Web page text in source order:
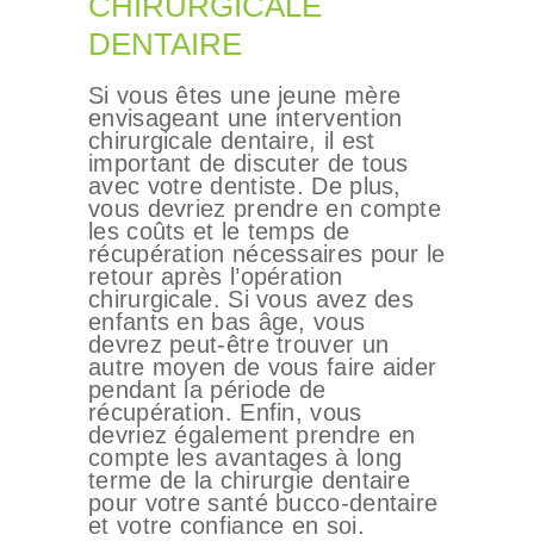
DENTAIRE
Si vous êtes une jeune mère
envisageant une intervention
chirurgicale dentaire, il est
important de discuter de tous
avec votre dentiste. De plus,
vous devriez prendre en compte
les coûts et le temps de
récupération nécessaires pour le
retour après l’opération
chirurgicale. Si vous avez des
enfants en bas âge, vous
devrez peut-être trouver un
autre moyen de vous faire aider
pendant la période de
récupération. Enfin, vous
devriez également prendre en
compte les avantages à long
terme de la chirurgie dentaire
pour votre santé bucco-dentaire
et votre confiance en soi.